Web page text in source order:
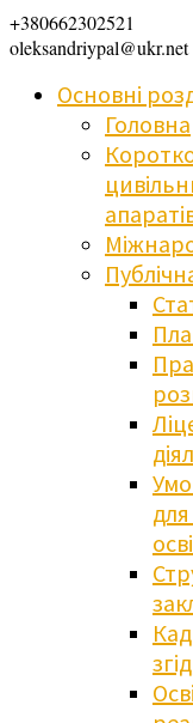
+380662302521
oleksandriypal@ukr.net
Основні
Головна